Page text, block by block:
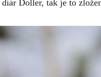
Doller, tak je to